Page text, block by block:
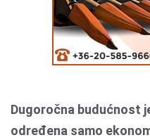
Dugoročna budućnost
određena samo